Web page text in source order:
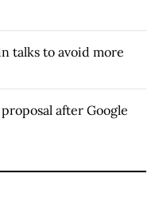
talks to avoid more
after Google